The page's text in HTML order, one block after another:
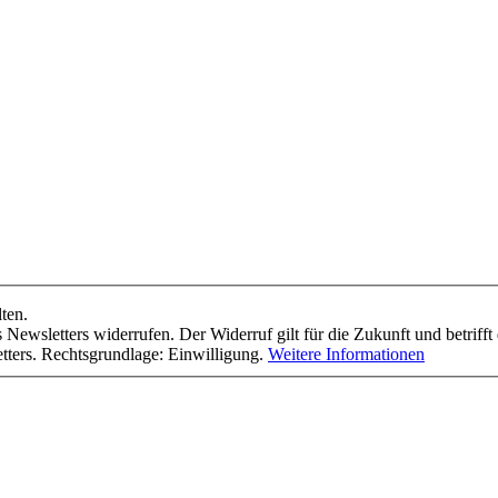
widerrufen. Der Widerruf gilt für die Zukunft und
Rechtsgrundlage: Einwilligung. Weitere Informationen